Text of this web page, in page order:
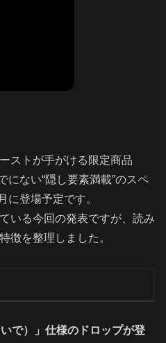
ストが手がける限定商品
にない“隠し要素満載”のスペ
に登場予定です。
いる今回の発表ですが、読み
徴を整理しました。
で）」仕様のドロップが登